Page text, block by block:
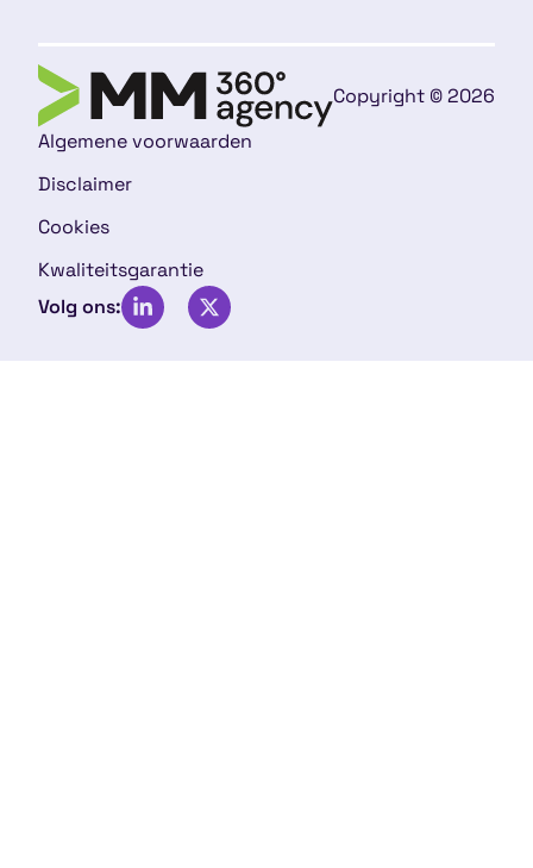
Copyright © 2026
Algemene voorwaarden
Disclaimer
Cookies
Kwaliteitsgarantie
Volg ons: